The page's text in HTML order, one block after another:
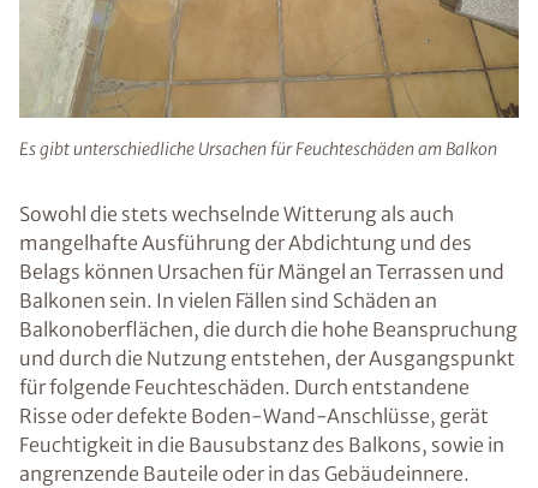
Es gibt unterschiedliche Ursachen für Feuchteschäden am Balkon
Sowohl die stets wechselnde Witterung als auch
mangelhafte Ausführung der Abdichtung und des
Belags können Ursachen für Mängel an Terrassen und
Balkonen sein. In vielen Fällen sind Schäden an
Balkonoberflächen, die durch die hohe Beanspruchung
und durch die Nutzung entstehen, der Ausgangspunkt
für folgende Feuchteschäden. Durch entstandene
Risse oder defekte Boden-Wand-Anschlüsse, gerät
Feuchtigkeit in die Bausubstanz des Balkons, sowie in
angrenzende Bauteile oder in das Gebäudeinnere.